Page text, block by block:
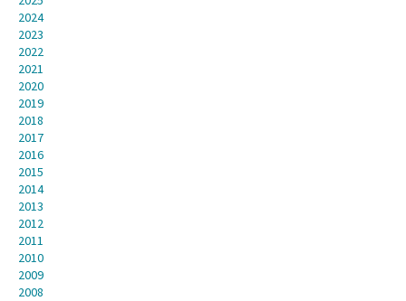
2024
2023
2022
2021
2020
2019
2018
2017
2016
2015
2014
2013
2012
2011
2010
2009
2008